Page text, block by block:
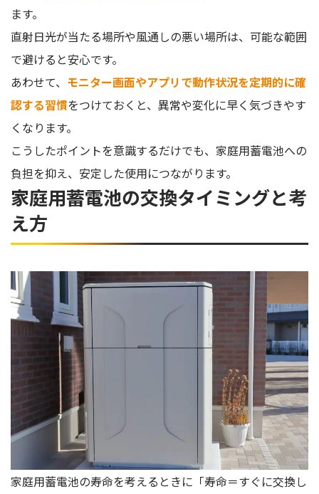
ます。
直射日光が当たる場所や風通しの悪い場所は、可能な範囲
で避けると安心です。
あわせて、 モニター画面やアプリで動作状況を定期的に確
認する習慣をつけておくと、異常や変化に早く気づきやす
くなります。
こうしたポイントを意識するだけでも、家庭用蓄電池への
負担を抑え、安定した使用につながります。
家庭用蓄電池の交換タイミングと考
え方
家庭用蓄電池の寿命を考えるときに「寿命＝すぐに交換し